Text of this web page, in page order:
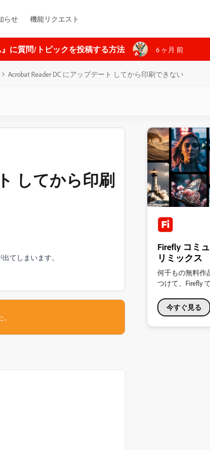
らせ 機能リクエスト
に質問/トピックを投稿する方法 6 ヶ月 前
Acrobat Reader DC にアップデート してから印刷できない
してから印刷
てしまいます。
Firefly コミ
リミックス
何千もの無料作
つけて、Firefly
今すぐ見る